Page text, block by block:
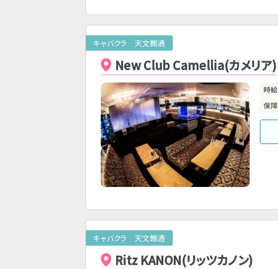
キャバクラ 天文館通
New Club Camellia(カメリア)
時給
保
キャバクラ 天文館通
Ritz KANON(リッツカノン)